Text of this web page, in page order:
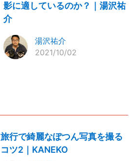
影に適しているのか？｜湯沢祐
介
湯沢祐介
2021/10/02
旅行で綺麗なぽつん写真を撮る
コツ2｜KANEKO